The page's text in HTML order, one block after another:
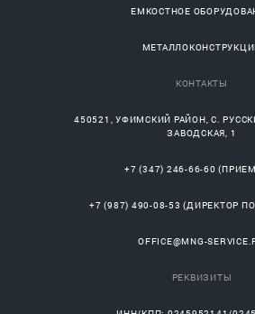
ЕМКОСТНОЕ
КОНТАКТЫ
450521 ,УФИМСКИЙ РАЙОН, С.
ЗАВОДСКАЯ, 1
+7 (347) 246-66-60
+7 (987) 490-08-53 (ДИРЕКТОР
OFFICE@MNG-
РЕКВИЗИТЫ